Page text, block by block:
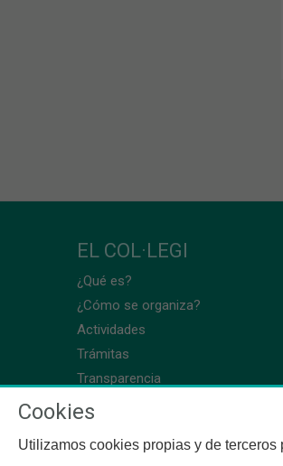
EL COL·LEGI
¿Qué es?
¿Cómo se organiza?
Actividades
Trámitas
Transparencia
Cookies
Utilizamos cookies propias y de